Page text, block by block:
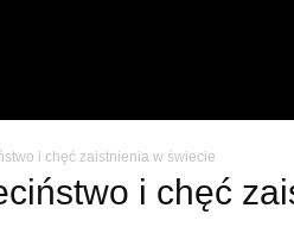
i chęć zaistnienia w świecie
i chęć